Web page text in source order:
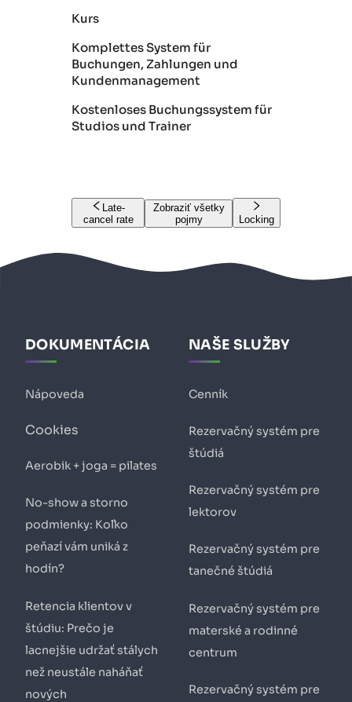
Kurs
Komplettes System für
Buchungen, Zahlungen und
Kundenmanagement
Kostenloses Buchungssystem für
Studios und Trainer
Late-
cancel rate
Zobraziť všetky
pojmy
Locking
DOKUMENTÁCIA
Nápoveda
Cookies
Aerobik + joga = pilates
No-show a storno
podmienky: Koľko
peňazí vám uniká z
hodín?
Retencia klientov v
štúdiu: Prečo je
lacnejšie udržať stálych
než neustále naháňať
nových
NAŠE SLUŽBY
Cenník
Rezervačný systém pre
štúdiá
Rezervačný systém pre
lektorov
Rezervačný systém pre
tanečné štúdiá
Rezervačný systém pre
materské a rodinné
centrum
Rezervačný systém pre